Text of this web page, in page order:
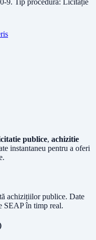
publice, achizitie
instantaneu pentru a oferi
achizițiilor publice. Date
SEAP în timp real.